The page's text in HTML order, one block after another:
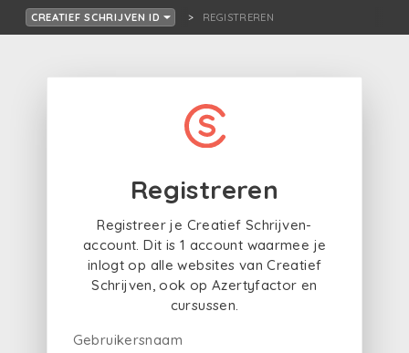
CREATIEF SCHRIJVEN ID REGISTREREN
Registreren
Registreer je Creatief Schrijven-
account. Dit is 1 account waarmee je
inlogt op alle websites van Creatief
Schrijven, ook op Azertyfactor en
cursussen.
Gebruikersnaam